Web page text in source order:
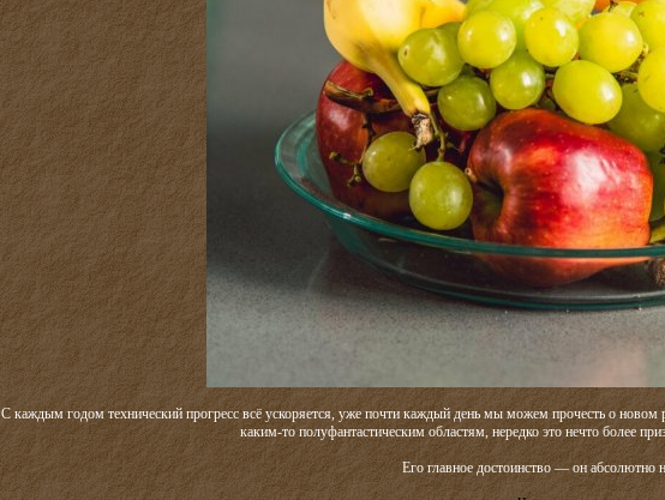
С каждым годом технический прогресс всё ускоряется, уже почти каждый день мы можем прочесть о
каким-то полуфантастическим областям, нередко это нечто более
Его главное достоинство — он абсолютно